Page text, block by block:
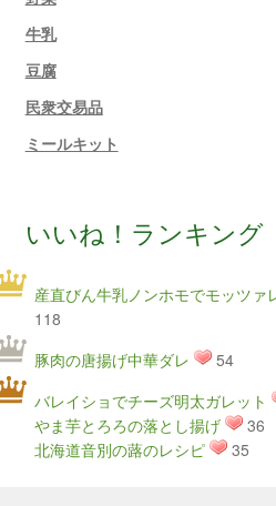
牛乳
豆腐
民衆交易品
ミールキット
いいね！ランキング
産直びん牛乳ノンホモでモッツァ
118
豚肉の唐揚げ中華ダレ
54
バレイショでチーズ明太ガレット
やま芋とろろの落とし揚げ
36
北海道音別の蕗のレシピ
35